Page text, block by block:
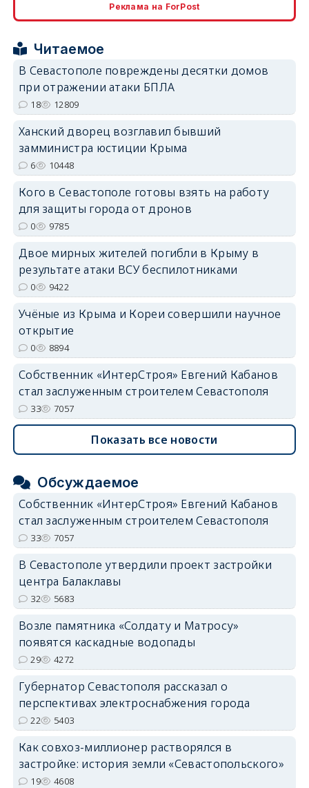
Реклама на ForPost
Читаемое
В Севастополе повреждены десятки домов
при отражении атаки БПЛА
18 12809
Ханский дворец возглавил бывший
замминистра юстиции Крыма
6 10448
Кого в Севастополе готовы взять на работу
для защиты города от дронов
0 9785
Двое мирных жителей погибли в Крыму в
результате атаки ВСУ беспилотниками
0 9422
Учёные из Крыма и Кореи совершили научное
открытие
0 8894
Собственник «ИнтерСтроя» Евгений Кабанов
стал заслуженным строителем Севастополя
33 7057
Показать все новости
Обсуждаемое
Собственник «ИнтерСтроя» Евгений Кабанов
стал заслуженным строителем Севастополя
33 7057
В Севастополе утвердили проект застройки
центра Балаклавы
32 5683
Возле памятника «Солдату и Матросу»
появятся каскадные водопады
29 4272
Губернатор Севастополя рассказал о
перспективах электроснабжения города
22 5403
Как совхоз-миллионер растворялся в
застройке: история земли «Севастопольского»
19 4608